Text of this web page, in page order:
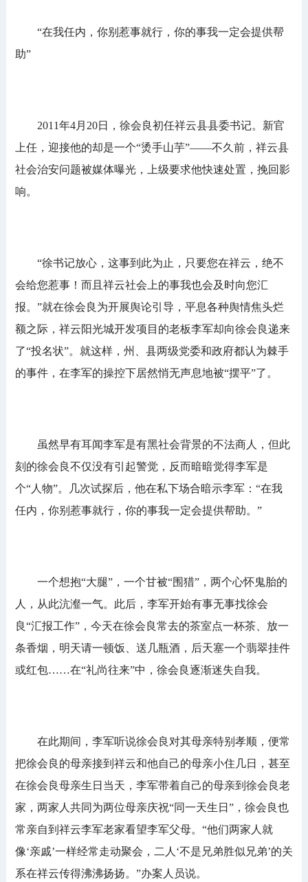
“在我任内，你别惹事就行，你的事我一定会提供帮
助”
2011年4月20日，徐会良初任祥云县县委书记。新官
上任，迎接他的却是一个“烫手山芋”——不久前，祥云县
社会治安问题被媒体曝光，上级要求他快速处置，挽回影
响。
“徐书记放心，这事到此为止，只要您在祥云，绝不
会给您惹事！而且祥云社会上的事我也会及时向您汇
报。”就在徐会良为开展舆论引导，平息各种舆情焦头烂
额之际，祥云阳光城开发项目的老板李军却向徐会良递来
了“投名状”。就这样，州、县两级党委和政府都认为棘手
的事件，在李军的操控下居然悄无声息地被“摆平”了。
虽然早有耳闻李军是有黑社会背景的不法商人，但此
刻的徐会良不仅没有引起警觉，反而暗暗觉得李军是
个“人物”。几次试探后，他在私下场合暗示李军：“在我
任内，你别惹事就行，你的事我一定会提供帮助。”
一个想抱“大腿”，一个甘被“围猎”，两个心怀鬼胎的
人，从此沆瀣一气。此后，李军开始有事无事找徐会
良“汇报工作”，今天在徐会良常去的茶室点一杯茶、放一
条香烟，明天请一顿饭、送几瓶酒，后天塞一个翡翠挂件
或红包……在“礼尚往来”中，徐会良逐渐迷失自我。
在此期间，李军听说徐会良对其母亲特别孝顺，便常
把徐会良的母亲接到祥云和他自己的母亲小住几日，甚至
在徐会良母亲生日当天，李军带着自己的母亲到徐会良老
家，两家人共同为两位母亲庆祝“同一天生日”，徐会良也
常亲自到祥云李军老家看望李军父母。“他们两家人就
像‘亲戚’一样经常走动聚会，二人‘不是兄弟胜似兄弟’的关
系在祥云传得沸沸扬扬。”办案人员说。